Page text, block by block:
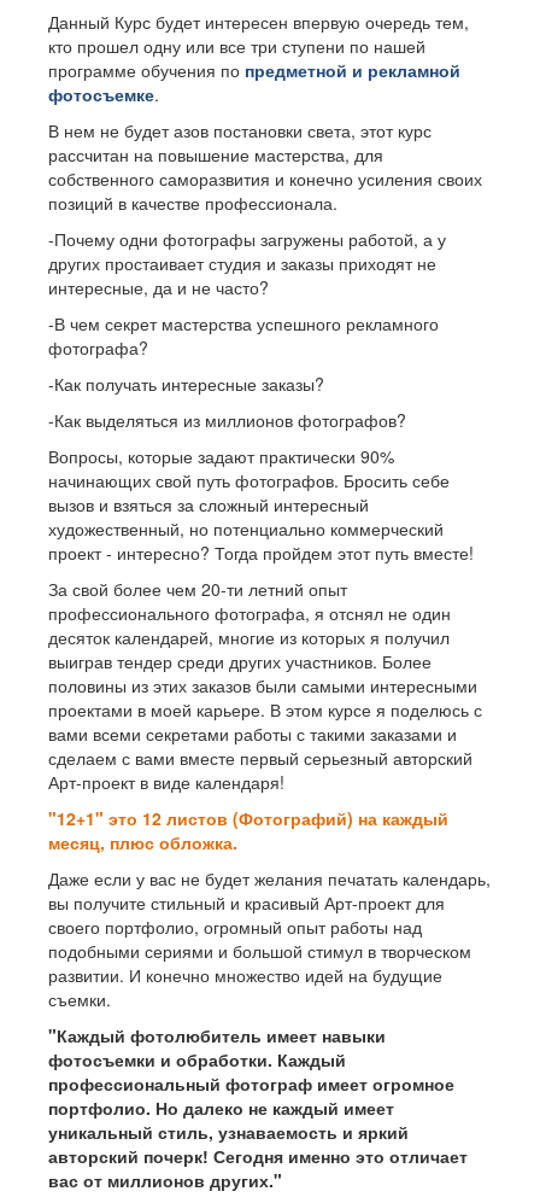
Данный Курс будет интересен впервую очередь тем,
кто прошел одну или все три ступени по нашей
программе обучения по предметной и рекламной
фотосъемке.
В нем не будет азов постановки света, этот курс
рассчитан на повышение мастерства, для
собственного саморазвития и конечно усиления своих
позиций в качестве профессионала.
-Почему одни фотографы загружены работой, а у
других простаивает студия и заказы приходят не
интересные, да и не часто?
-В чем секрет мастерства успешного рекламного
фотографа?
-Как получать интересные заказы?
-Как выделяться из миллионов фотографов?
Вопросы, которые задают практически 90%
начинающих свой путь фотографов. Бросить себе
вызов и взяться за сложный интересный
художественный, но потенциально коммерческий
проект - интересно? Тогда пройдем этот путь вместе!
За свой более чем 20-ти летний опыт
профессионального фотографа, я отснял не один
десяток календарей, многие из которых я получил
выиграв тендер среди других участников. Более
половины из этих заказов были самыми интересными
проектами в моей карьере. В этом курсе я поделюсь с
вами всеми секретами работы с такими заказами и
сделаем с вами вместе первый серьезный авторский
Арт-проект в виде календаря!
"12+1" это 12 листов (Фотографий) на каждый
месяц, плюс обложка.
Даже если у вас не будет желания печатать календарь,
вы получите стильный и красивый Арт-проект для
своего портфолио, огромный опыт работы над
подобными сериями и большой стимул в творческом
развитии. И конечно множество идей на будущие
съемки.
"Каждый фотолюбитель имеет навыки
фотосъемки и обработки. Каждый
профессиональный фотограф имеет огромное
портфолио. Но далеко не каждый имеет
уникальный стиль, узнаваемость и яркий
авторский почерк! Сегодня именно это отличает
вас от миллионов других."